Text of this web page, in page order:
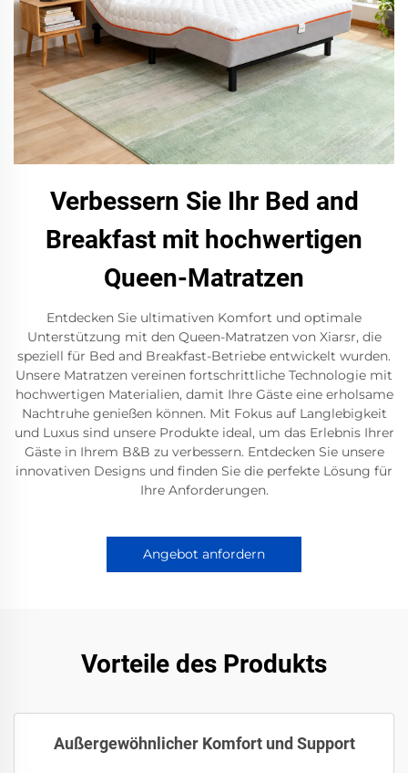
Verbessern Sie Ihr Bed and
Breakfast mit hochwertigen
Queen-Matratzen
Entdecken Sie ultimativen Komfort und optimale
Unterstützung mit den Queen-Matratzen von Xiarsr, die
speziell für Bed and Breakfast-Betriebe entwickelt wurden.
Unsere Matratzen vereinen fortschrittliche Technologie mit
hochwertigen Materialien, damit Ihre Gäste eine erholsame
Nachtruhe genießen können. Mit Fokus auf Langlebigkeit
und Luxus sind unsere Produkte ideal, um das Erlebnis Ihrer
Gäste in Ihrem B&B zu verbessern. Entdecken Sie unsere
innovativen Designs und finden Sie die perfekte Lösung für
Ihre Anforderungen.
Angebot anfordern
Vorteile des Produkts
Außergewöhnlicher Komfort und Support